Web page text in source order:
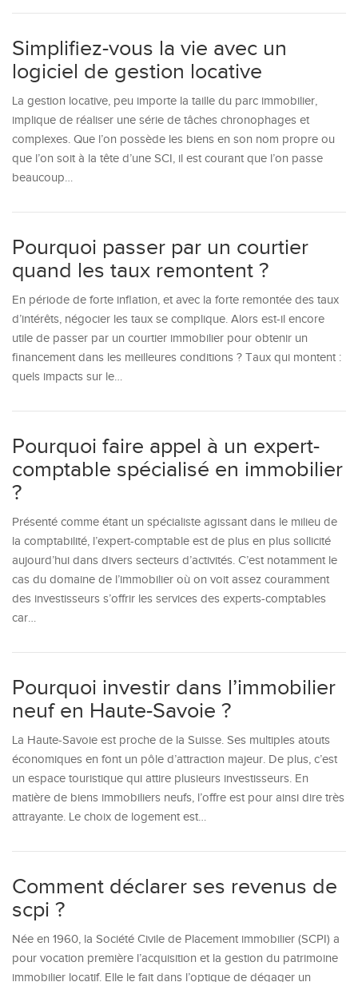
Simplifiez-vous la vie avec un
logiciel de gestion locative
La gestion locative, peu importe la taille du parc immobilier,
implique de réaliser une série de tâches chronophages et
complexes. Que l’on possède les biens en son nom propre ou
que l’on soit à la tête d’une SCI, il est courant que l’on passe
beaucoup…
Pourquoi passer par un courtier
quand les taux remontent ?
En période de forte inflation, et avec la forte remontée des taux
d’intérêts, négocier les taux se complique. Alors est-il encore
utile de passer par un courtier immobilier pour obtenir un
financement dans les meilleures conditions ? Taux qui montent :
quels impacts sur le…
Pourquoi faire appel à un expert-
comptable spécialisé en immobilier
?
Présenté comme étant un spécialiste agissant dans le milieu de
la comptabilité, l’expert-comptable est de plus en plus sollicité
aujourd’hui dans divers secteurs d’activités. C’est notamment le
cas du domaine de l’immobilier où on voit assez couramment
des investisseurs s’offrir les services des experts-comptables
car…
Pourquoi investir dans l’immobilier
neuf en Haute-Savoie ?
La Haute-Savoie est proche de la Suisse. Ses multiples atouts
économiques en font un pôle d’attraction majeur. De plus, c’est
un espace touristique qui attire plusieurs investisseurs. En
matière de biens immobiliers neufs, l’offre est pour ainsi dire très
attrayante. Le choix de logement est…
Comment déclarer ses revenus de
scpi ?
Née en 1960, la Société Civile de Placement immobilier (SCPI) a
pour vocation première l’acquisition et la gestion du patrimoine
immobilier locatif. Elle le fait dans l’optique de dégager un